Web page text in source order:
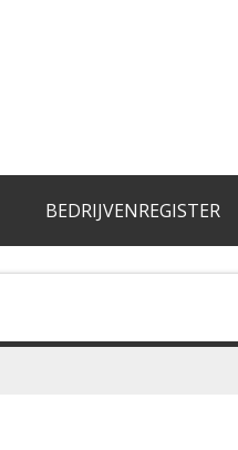
BEDRIJVENREGISTER